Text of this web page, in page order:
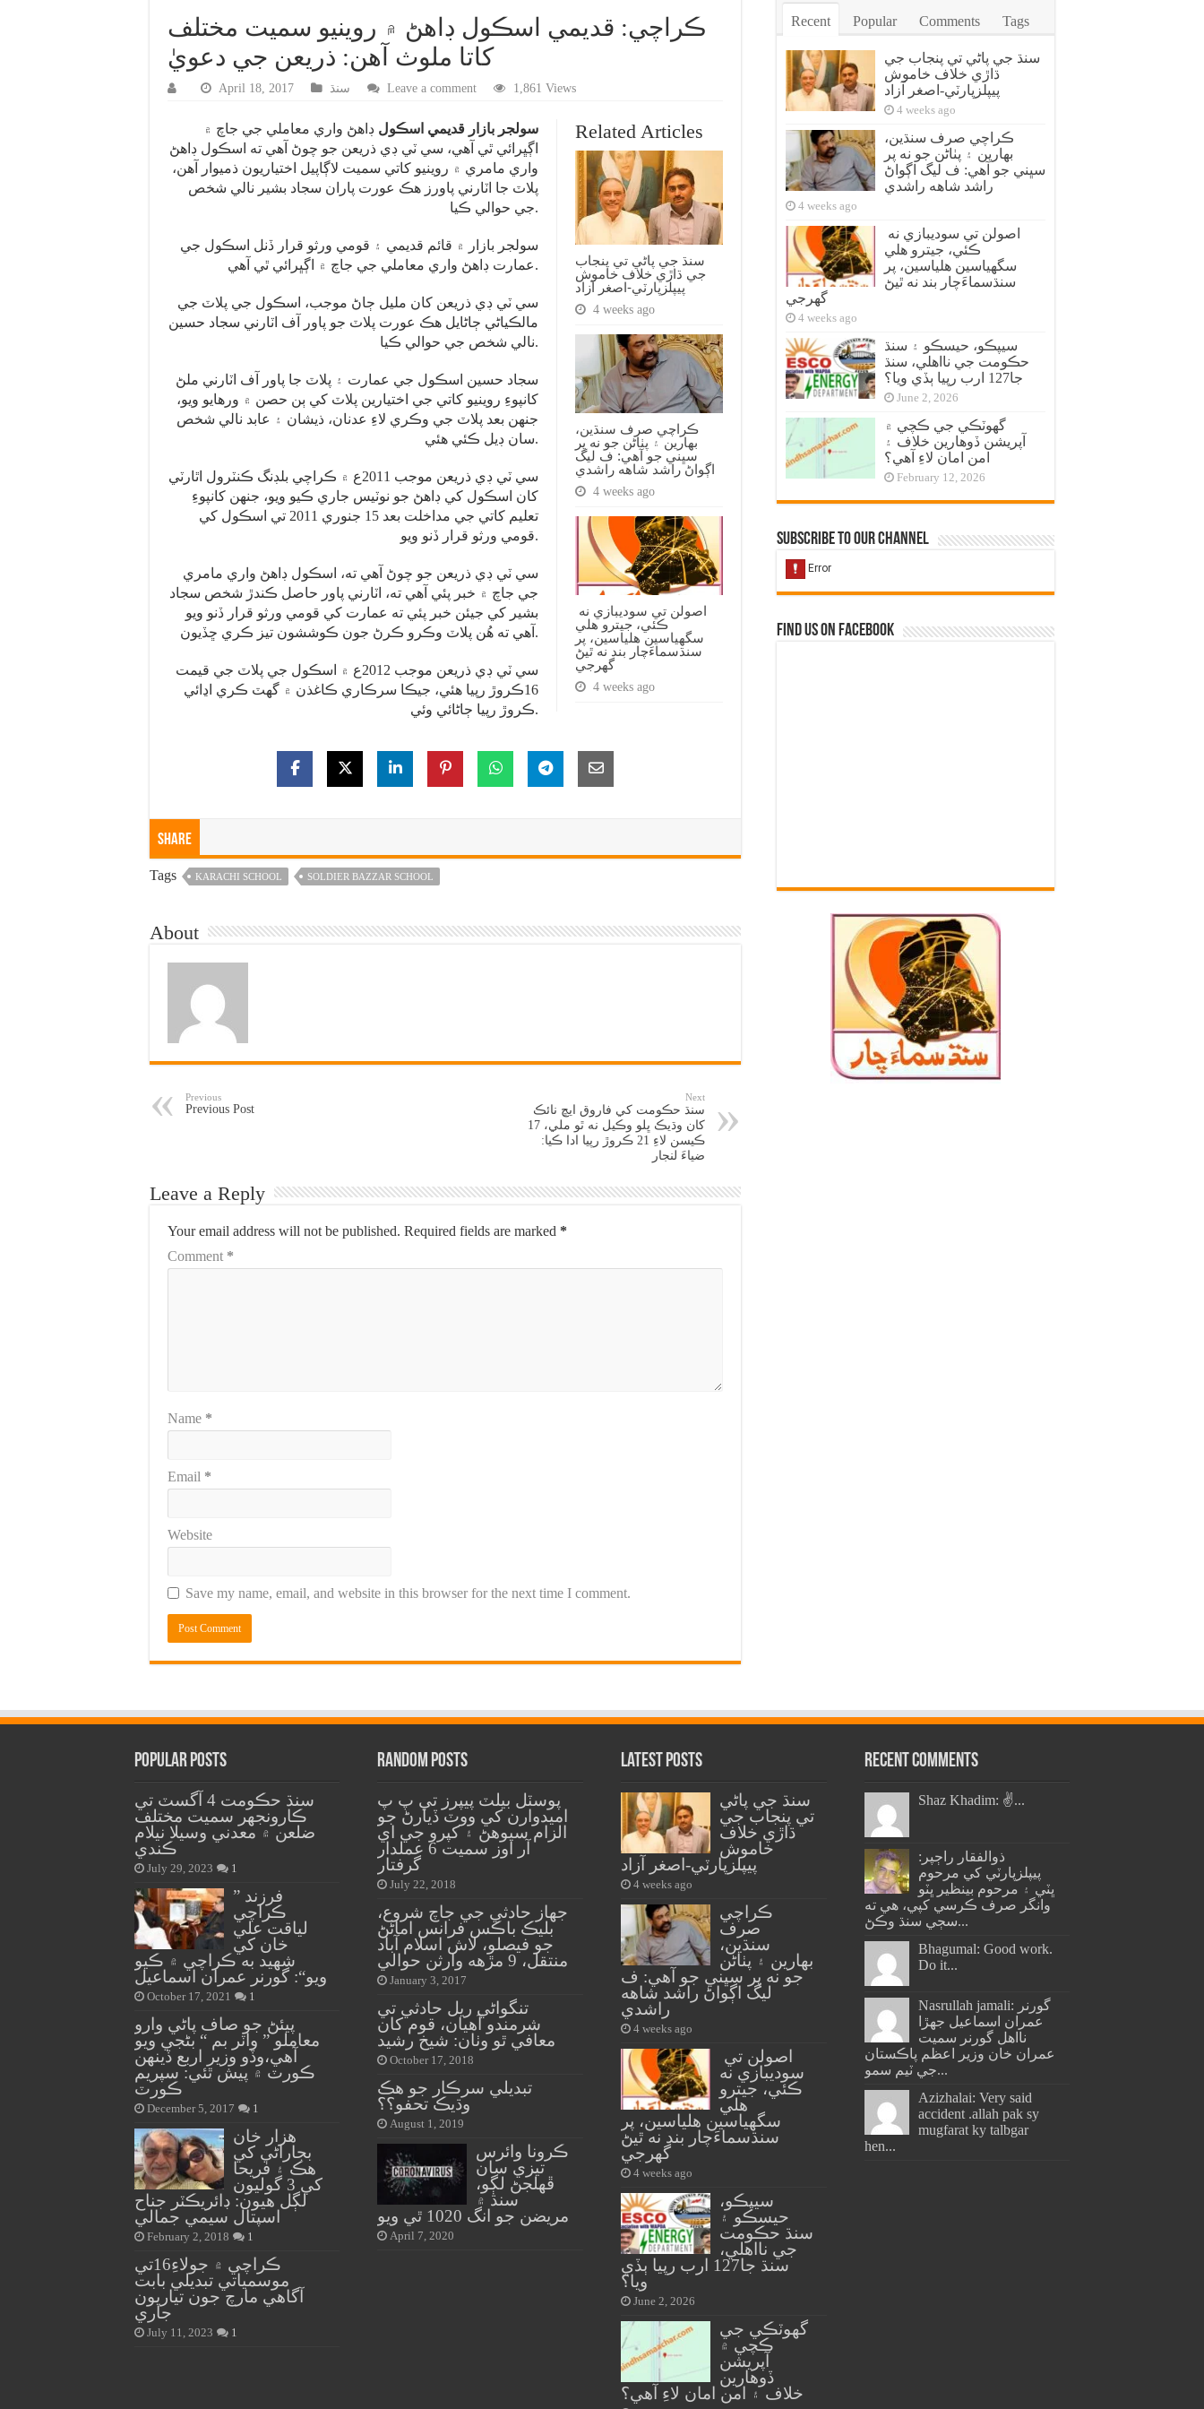
ڪراچي: قديمي اسڪول ڊاهڻ ۾ روينيو سميت مختلف
کاتا ملوث آهن: ذريعن جي دعويٰ
April 18, 2017 سنڌ Leave a comment 1,861 Views
Related Articles
سنڌ جي پاڻي تي پنجاب
جي ڌاڙي خلاف خاموش
پيپلزپارٽي-اصغر آزاد
4 weeks ago
ڪراچي صرف سنڌين،
بهارين ۽ پٺاڻن جو نه پر
سڀني جو آهي: ف ليگ
اڳواڻ راشد شاهه راشدي
4 weeks ago
ڪئي، جيترو هلي
سگهياسين هلياسين، پر
سنڌسماءَچار بند نه ٿيڻ
گهرجي
4 weeks ago
سولجر بازار قديمي اسڪول ڊاهڻ واري معاملي جي جاچ ۾
اڳڀرائي ٿي آهي، سي ٽي ڊي ذريعن جو چوڻ آهي ته اسڪول ڊاهڻ
واري مامري ۾ روينيو کاتي سميت لاڳاپيل اختياريون ذميوار آهن،
پلاٽ جا اٽارني پاورز هڪ عورت پاران سجاد بشير نالي شخص
جي حوالي ڪيا.
سولجر بازار ۾ قائم قديمي ۽ قومي ورثو قرار ڏنل اسڪول جي
عمارت ڊاهڻ واري معاملي جي جاچ ۾ اڳڀرائي ٿي آهي.
سي ٽي ڊي ذريعن کان مليل ڄاڻ موجب، اسڪول جي پلاٽ جي
مالڪياڻي ڄاڻايل هڪ عورت پلاٽ جو پاور آف اٽارني سجاد حسين
نالي شخص جي حوالي ڪيا.
سجاد حسين اسڪول جي عمارت ۽ پلاٽ جا پاور آف اٽارني ملڻ
کانپوءِ روينيو کاتي جي اختيارين پلاٽ کي ٻن حصن ۾ ورهايو ويو،
جنهن بعد پلاٽ جي وڪري لاءِ عدنان، ذيشان ۽ عابد نالي شخص
سان ڊيل ڪئي هئي.
سي ٽي ڊي ذريعن موجب 2011ع ۾ ڪراچي بلڊنگ ڪنٽرول اٿارٽي
کان اسڪول کي ڊاهڻ جو نوٽيس جاري ڪيو ويو، جنهن کانپوءِ
تعليم کاتي جي مداخلت بعد 15 جنوري 2011 تي اسڪول کي
قومي ورثو قرار ڏنو ويو.
سي ٽي ڊي ذريعن جو چوڻ آهي ته، اسڪول ڊاهڻ واري مامري
جي جاچ ۾ خبر پئي آهي ته، اٽارني پاور حاصل ڪندڙ شخص سجاد
بشير کي جيئن خبر پئي ته عمارت کي قومي ورثو قرار ڏنو ويو
آهي ته هُن پلاٽ وڪرو ڪرڻ جون ڪوششون تيز ڪري ڇڏيون.
سي ٽي ڊي ذريعن موجب 2012ع ۾ اسڪول جي پلاٽ جي قيمت
16ڪروڙ رپيا هئي، جيڪا سرڪاري ڪاغذن ۾ گهٽ ڪري اڍائي
ڪروڙ رپيا ڄاڻائي وئي.
Share
Tags KARACHI SCHOOL SOLDIER BAZZAR SCHOOL
About
Previous
Previous Post
Next
سنڌ حڪومت کي فاروق ايڇ نائڪ
کان وڌيڪ ڀلو وڪيل نه ٿو ملي، 17
ڪيسن لاءِ 21 ڪروڙ رپيا ادا ڪيا:
ضياءَ لنجار
Leave a Reply
Your email address will not be published. Required fields are marked *
Comment *
Name *
Email *
Website
Save my name, email, and website in this browser for the next time I comment.
Recent Popular Comments Tags
سنڌ جي پاڻي تي پنجاب جي
ڌاڙي خلاف خاموش
پيپلزپارٽي-اصغر آزاد
4 weeks ago
ڪراچي صرف سنڌين،
بهارين ۽ پٺاڻن جو نه پر
سڀني جو آهي: ف ليگ اڳواڻ
راشد شاهه راشدي
4 weeks ago
ڪئي، جيترو هلي
سگهياسين هلياسين، پر
سنڌسماءَچار بند نه ٿيڻ
گهرجي
4 weeks ago
سيپڪو، حيسڪو ۽ سنڌ
حڪومت جي نااهلي، سنڌ
جا127 ارب رپيا ٻڏي ويا؟
June 2, 2026
گهوٽڪي جي ڪچي ۾
آپريشن ڏوهارين خلاف ۽
امن امان لاءِ آهي؟
February 12, 2026
Subscribe to our Channel
Find us on Facebook
Popular Posts
سنڌ حڪومت 4 آگسٽ تي
ڪارونجهر سميت مختلف
ضلعن ۾ معدني وسيلا نيلام
ڪندي
July 29, 2023 1
” فرزند
ڪراچي
لياقت علي
خان کي
شهيد به ڪراچي ۾ ڪيو
ويو“: گورنر عمران اسماعيل
October 17, 2021 1
پيئڻ جو صاف پاڻي وارو
معاملو ” واٽر بم “ بڻجي ويو
آهي،وڏو وزير اربع ڏينهن
ڪورٽ ۾ پيش ٿئي: سپريم
ڪورٽ
December 5, 2017 1
هزار خان
بجاراڻي کي
هڪ ۽ فريحا
کي 3 گوليون
لڳل هيون: ڊائريڪٽر جناح
اسپتال سيمي جمالي
February 2, 2018 1
ڪراچي ۾ جولاءِ16تي
موسمياتي تبديلي بابت
آگاهي مارچ جون تياريون
جاري
July 11, 2023 1
Random Posts
پوسٽل بيلٽ پيپرز تي پ پ
اميدوارن کي ووٽ ڏيارڻ جو
الزام سيوهڻ ۽ کپرو جي اي
آر اوز سميت 6 عملدار
گرفتار
July 22, 2018
جهاز حادثي جي جاچ شروع،
بليڪ باڪس فرانس اماڻڻ
جو فيصلو، لاش اسلام آباد
منتقل، 9 مڙهه وارثن حوالي
January 3, 2017
تنگواڻي ريل حادثي تي
شرمندو آهيان، قوم کان
معافي ٿو وٺان: شيخ رشيد
October 17, 2018
تبديلي سرڪار جو هڪ
وڌيڪ تحفو؟؟
August 1, 2019
ڪرونا وائرس
تيزي سان
ڦهلجڻ لڳو،
سنڌ ۾
مريضن جو انگ 1020 ٿي ويو
April 7, 2020
Latest Posts
سنڌ جي پاڻي
تي پنجاب جي
ڌاڙي خلاف
خاموش
پيپلزپارٽي-اصغر آزاد
4 weeks ago
ڪراچي
صرف
سنڌين،
بهارين ۽ پٺاڻن
جو نه پر سڀني جو آهي: ف
ليگ اڳواڻ راشد شاهه
راشدي
4 weeks ago
سوديبازي نه
ڪئي، جيترو
هلي
سگهياسين هلياسين، پر
سنڌسماءَچار بند نه ٿيڻ
گهرجي
4 weeks ago
سيپڪو،
حيسڪو ۽
سنڌ حڪومت
جي نااهلي،
سنڌ جا127 ارب رپيا ٻڏي
ويا؟
June 2, 2026
گهوٽڪي جي
ڪچي ۾
آپريشن
ڏوهارين
خلاف ۽ امن امان لاءِ آهي؟
Recent Comments
Shaz Khadim: ✌️...
ذوالفقار راڄپر:
پيپلزپارٽي کي مرحوم
ڀٽي ۽ مرحوم بينظير ڀٽو
وانگر صرف ڪرسي کپي، هي ته
سڄي سنڌ وڪڻ...
Bhagumal: Good work.
Do it...
Nasrullah jamali: گورنر
عمران اسماعيل جھڙا
نااهل گورنر سميت
عمران خان وزير اعظم پاڪستان
جي ٽيم سمو...
Azizhalai: Very said
accident .allah pak sy
mugfarat ky talbgar
hen...